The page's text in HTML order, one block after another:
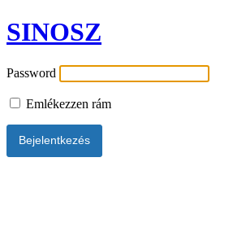
SINOSZ
Password
Emlékezzen rám